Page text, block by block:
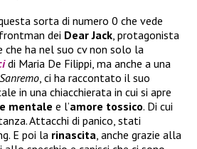
sorta di numero 0 che vede
frontman dei Dear Jack , protagonista
ha nel suo cv non solo la
di Maria De Filippi, ma anche a una
, ci ha raccontato il suo
in una chiacchierata in cui si apre
mentale e l’amore tossico. Di cui
Attacchi di panico, stati
E poi la rinascita , anche grazie alla